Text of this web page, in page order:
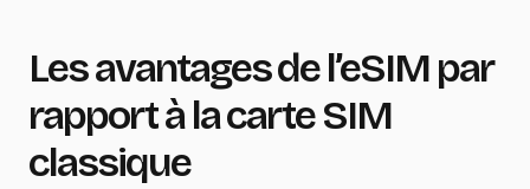
Les avantages de l’eSIM par
rapport à la carte SIM
classique